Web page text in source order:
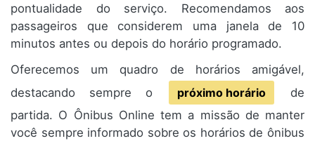
pontualidade do serviço. Recomendamos aos
passageiros que considerem uma janela de 10
minutos antes ou depois do horário programado.
Oferecemos um quadro de horários amigável,
destacando sempre o
próximo horário
de
partida. O Ônibus Online tem a missão de manter
você sempre informado sobre os horários de ônibus